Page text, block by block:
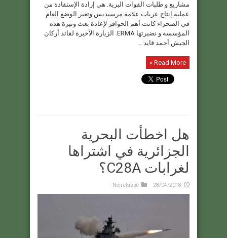
مشاريع و طلبات القوات البرية. هي إرادة الإستفادة من
عملية إنتاج عربات علامة مرسيديس وتغير الوضع العام
في الصحراء كانت أهم الحوافز لإعادة بعث وتيرة هذه
المؤسسة و نضيرتها ERMA. الزيارة الأخيرة لقائد أركان
الجيش أحمد قايد ...
Read More »
هل اخطأت البحرية
الجزائرية في اشتراها
لغرابات C28A؟
28/04/2018
Non classé